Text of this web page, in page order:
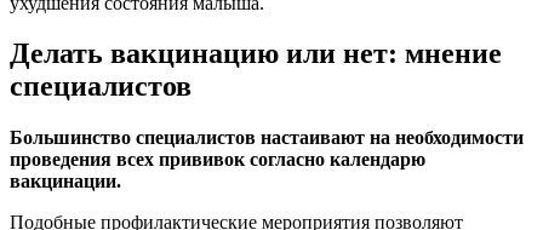
Делать вакцинацию или нет: мнение
специалистов
Большинство специалистов настаивают на необходимости
проведения всех прививок согласно календарю
вакцинации.
Подобные профилактические мероприятия позволяют